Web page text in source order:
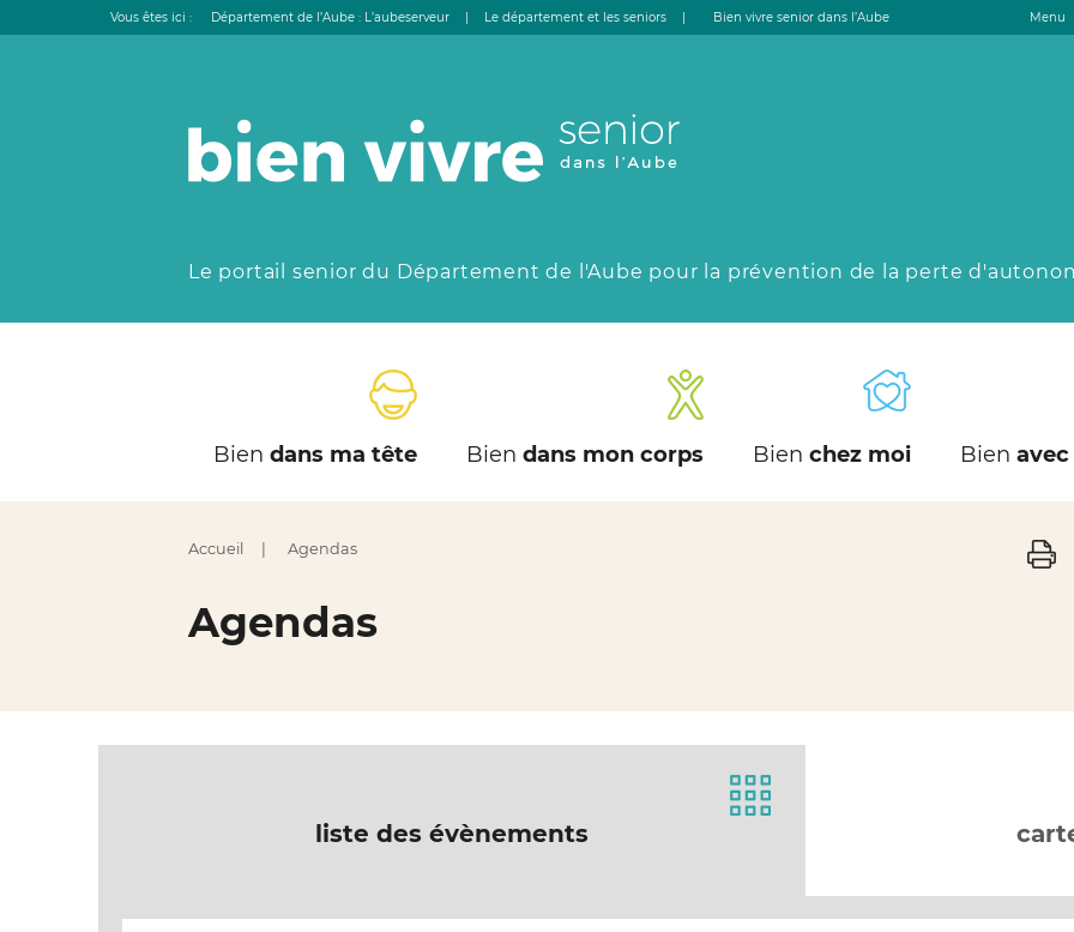
Vous êtes ici : Département de l’Aube : L’aubeserveur | Le département et les seniors | Bien vivre senior dans l’Aube Menu
Le portail senior du Département de l'Aube pour la prévention de la perte
Bien dans ma tête Bien dans mon corps Bien chez moi Bien
Accueil Agendas
Agendas
liste des évènements